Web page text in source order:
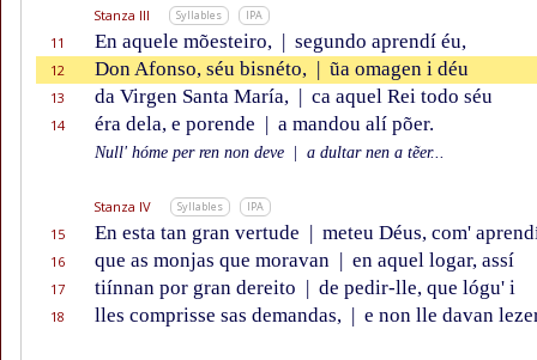
Stanza III Syllables IPA
11 En aquele mõesteiro, | segundo aprendí éu,
12 Don Afonso, séu bisnéto, | ũa omagen i déu
13 da Virgen Santa María, | ca aquel Rei todo séu
14 éra dela, e porende | a mandou alí põer.
Null' hóme per ren non deve a dultar nen a tẽer...
Stanza IV Syllables IPA
15 En esta tan gran vertude | meteu Déus, com'
16 que as monjas que moravan | en aquel logar, assí
17 tiínnan por gran dereito | de pedir-lle, que lógu' i
18 lles comprisse sas demandas, | e non lle davan